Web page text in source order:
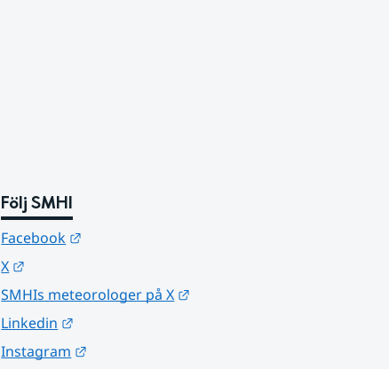
Följ SMHI
Facebook
X
SMHIs meteorologer på X
Linkedin
Instagram